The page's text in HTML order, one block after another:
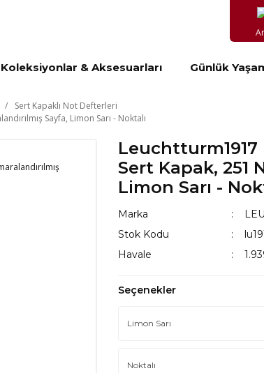
Koleksiyonlar & Aksesuarları Günlük
Sert Kapaklı Not Defterleri
Sayfa, Limon Sarı - Noktalı
Sert Kapak, 251
Limon Sarı -
Marka
Stok Kodu
Havale
Seçenekler